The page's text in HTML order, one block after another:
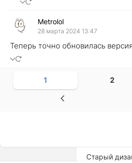
Metrolol
28 марта 2024 13:47
Теперь точно обновилась
1 2
Старый